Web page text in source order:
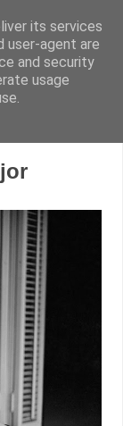
its services
user-agent are
and security
usage